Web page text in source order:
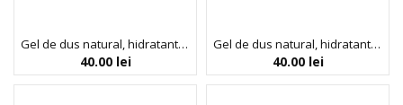
Gel de dus natural, hidratant, cu cocos, Faith in Nature, 400 ml
40.00 lei
Gel de dus natural, hidratant, cu trandafir salbatic, Faith in Nature, 400 ml
40.00 lei